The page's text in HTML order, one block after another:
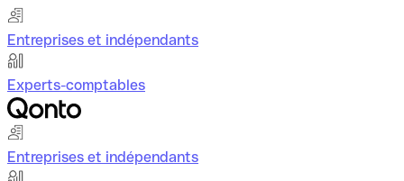
Entreprises et indépendants
Experts-comptables
Entreprises et indépendants